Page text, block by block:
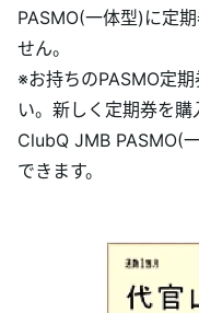
PASMO(一体型)に定
せん。
※お持ちのPASMO定
い。新しく定期券を
ClubQ JMB PASMO(
できます。